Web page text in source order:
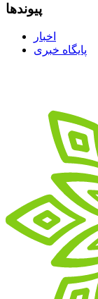
پیوندها
اخبار
پایگاه خبری